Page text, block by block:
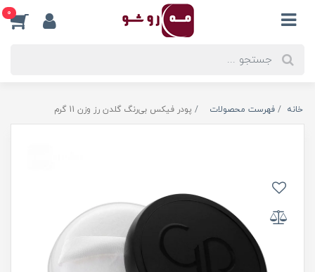
0
خانه فهرست محصولات پودر فیکس بی‌رنگ گلدن رز وزن 11 گرم